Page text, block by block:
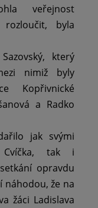
veřejnost
byla
který
nimiž byly
Kopřivnické
a Radko
jak svými
Cvíčka, tak i
opravdu
náhodou, že na
žáci Ladislava